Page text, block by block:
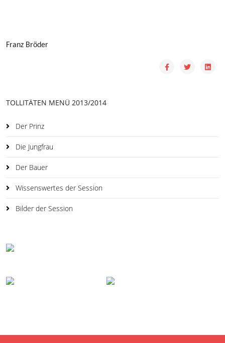
Franz Bröder
TOLLITÄTEN MENÜ 2013/2014
Der Prinz
Die Jungfrau
Der Bauer
Wissenswertes der Session
Bilder der Session